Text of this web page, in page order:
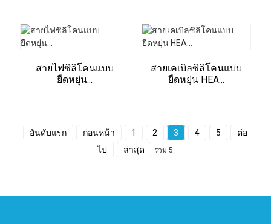
สายไฟซิลิโคนแบบ
ยืดหยุ่น...
สายเคเบิลซิลิโคนแบบ
ยืดหยุ่น HEA...
อันดับแรก ก่อนหน้า 1 2 3 4 5
ต่อ
ไป
ล่าสุด รวม 5